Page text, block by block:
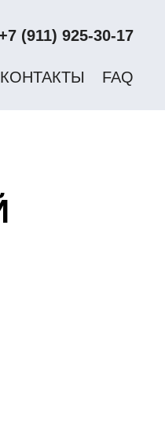
(911) 925-30-17
КОНТАКТЫ FAQ